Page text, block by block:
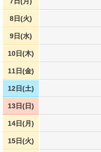
8日(火)
9日(水)
10日(木)
11日(金)
12日(土)
13日(日)
14日(月)
15日(火)